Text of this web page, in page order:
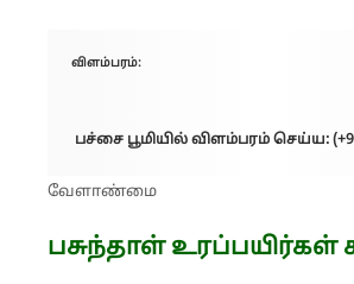
விளம்பரம்:
பச்சை பூமியில் விளம்பரம் செய்ய:
வேளாண்மை
பசுந்தாள் உரப்பயிர்கள்